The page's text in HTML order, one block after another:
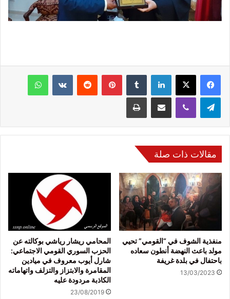
فيسبوك لينكدإن بينتيريست
مقالات ذات صلة
منفذية الشوف في “القومي” تحيي
مولد باعث النهضة أنطون سعاده
باحتفال في بلدة غريفة
13/03/2023
المحامي ريشار رياشي بوكالته عن
الحزب السوري القومي الاجتماعي:
شارل أيوب معروف في ميادين
المقامرة والابتزاز والتزلف واتهاماته
الكاذبة مردودة عليه
23/08/2019